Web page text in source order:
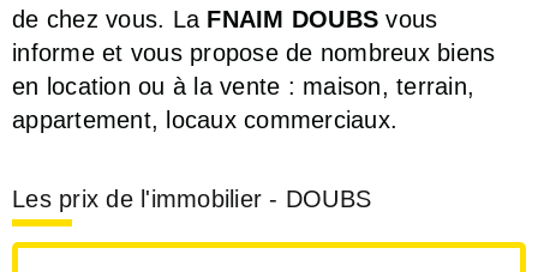
de chez vous. La FNAIM DOUBS vous
informe et vous propose de nombreux biens
en location ou à la vente : maison, terrain,
appartement, locaux commerciaux.
Les prix de l'immobilier - DOUBS